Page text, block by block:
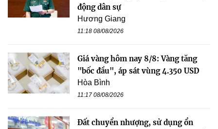
động dân sự
Hương Giang
11:18 08/08/2026
Giá vàng hôm nay 8/8: Vàng tăng
"bốc đầu", áp sát vùng 4.350 USD
Hòa Bình
11:17 08/08/2026
Đất chuyển nhượng, sử dụng ổn